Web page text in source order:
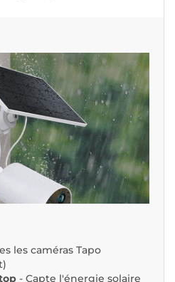
les caméras Tapo
- Capte l'énergie solaire